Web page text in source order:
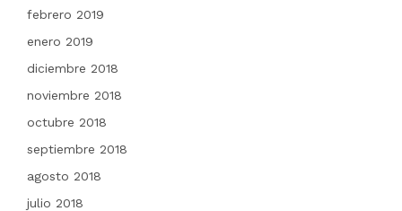
febrero 2019
enero 2019
diciembre 2018
noviembre 2018
octubre 2018
septiembre 2018
agosto 2018
julio 2018